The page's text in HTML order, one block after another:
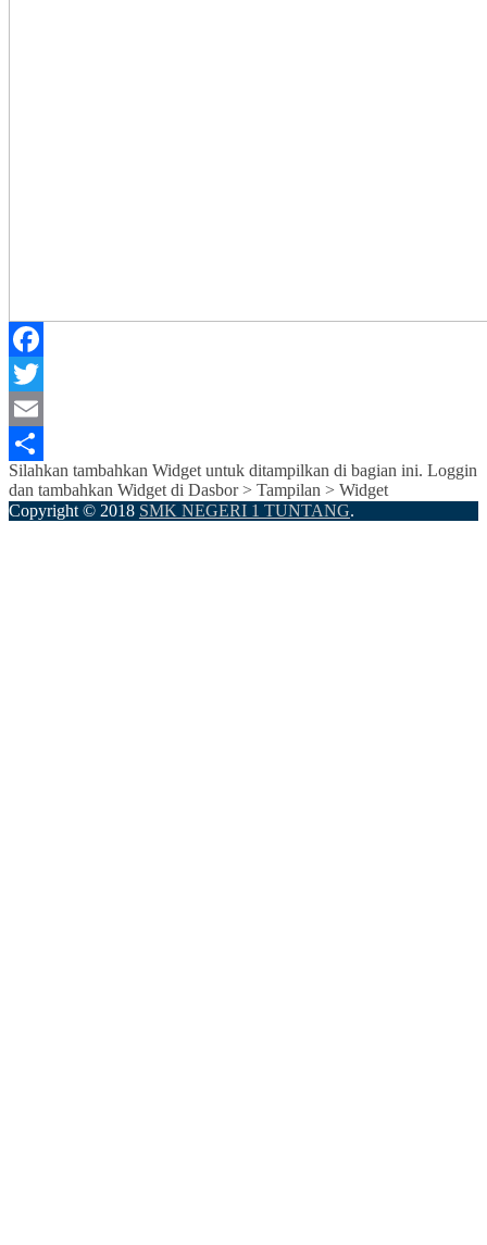
Facebook
Twitter
Email
Share
Silahkan tambahkan Widget untuk ditampilkan di bagian ini. Loggin
dan tambahkan Widget di Dasbor > Tampilan > Widget
Copyright © 2018 SMK NEGERI 1 TUNTANG.